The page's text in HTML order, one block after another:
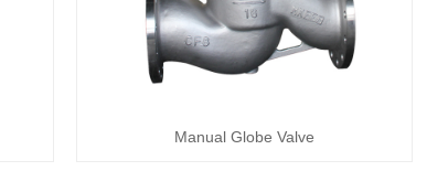
Manual Globe Valve